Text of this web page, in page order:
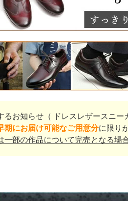
お知らせ（ ドレスレザースニー
期にお届け可能なご用意分に限り
一部の作品について完売となる場